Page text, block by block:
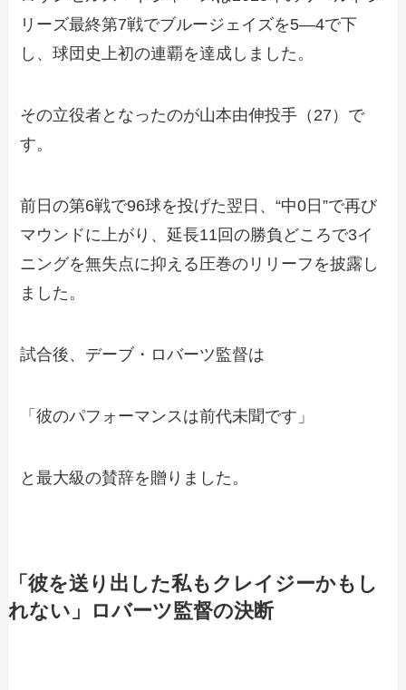
リーズ最終第7戦でブルージェイズを5―4で下
し、球団史上初の連覇を達成しました。
その立役者となったのが山本由伸投手（27）で
す。
前日の第6戦で96球を投げた翌日、“中0日”で再び
マウンドに上がり、延長11回の勝負どころで3イ
ニングを無失点に抑える圧巻のリリーフを披露し
ました。
試合後、デーブ・ロバーツ監督は
「彼のパフォーマンスは前代未聞です」
と最大級の賛辞を贈りました。
「彼を送り出した私もクレイジーかもし
れない」ロバーツ監督の決断